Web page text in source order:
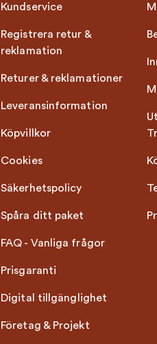
Kundservice
Registrera retur &
reklamation
Returer & reklamationer
Leveransinformation
Köpvillkor
Cookies
Säkerhetspolicy
Spåra ditt paket
FAQ - Vanliga frågor
Prisgaranti
Digital tillgänglighet
Företag & Projekt